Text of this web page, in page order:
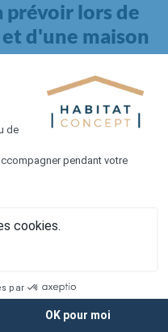
prévoir lors de
d'une maison
budget, les
et la construction, il
si elle n'est pas
de raccordements et les
et 15 000 euros selon la
et son accès.
maison existante, il sera
rénovation. Ceux-ci sont
ajoutés au prix de l'achat